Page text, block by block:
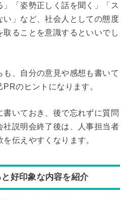
」「姿勢正しく話を聞く」「ス
い」など、社会人としての態度
ることを意識するといいでし
も、自分の意見や感想も書いて
のヒントになります。
書いておき、後で忘れずに質問
社説明会終了後は、人事担当者
伝えやすくなります。
好印象な内容を紹介